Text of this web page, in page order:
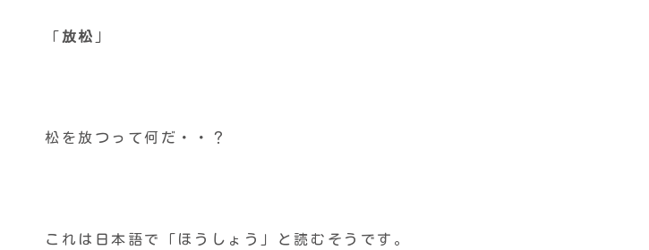
「 放松 」
松を放つって何だ・・？
これは日本語で「ほうしょう」と読むそうです。